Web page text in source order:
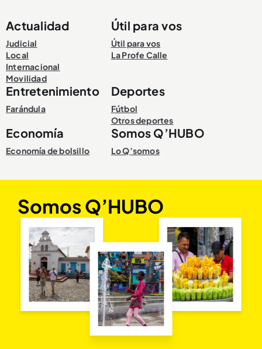
Actualidad
Judicial
Local
Internacional
Movilidad
Útil para vos
Útil para vos
La Profe Calle
Entretenimiento
Farándula
Deportes
Fútbol
Otros deportes
Economía
Economía de bolsillo
Somos Q’HUBO
Lo Q’somos
Somos Q’HUBO